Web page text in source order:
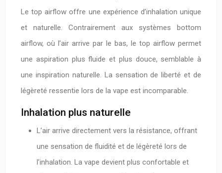
Le top airflow offre une expérience d’inhalation unique
et naturelle. Contrairement aux systèmes bottom
airflow, où l’air arrive par le bas, le top airflow permet
une aspiration plus fluide et plus douce, semblable à
une inspiration naturelle. La sensation de liberté et de
légèreté ressentie lors de la vape est incomparable.
Inhalation plus naturelle
L’air arrive directement vers la résistance, offrant
une sensation de fluidité et de légèreté lors de
l’inhalation. La vape devient plus confortable et